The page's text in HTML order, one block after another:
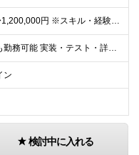
◆月給400,000円〜1,200,000円 ※スキル・経験・希望案件により決定します ※上記金額には固定残業代（月30時間分／76,000円〜）を含みます ※固定残業代は月給に応じて決定します ※超
★全国どこからでも勤務可能 実装・テスト・詳細設計・要件定義など、担当工程や技術レベルに応じて、フルリモート／ハイブリッド／出社中心など、あなたに合った働き方を選べます。 ・リモート率は全体で9割超
ン
検討中に入れる